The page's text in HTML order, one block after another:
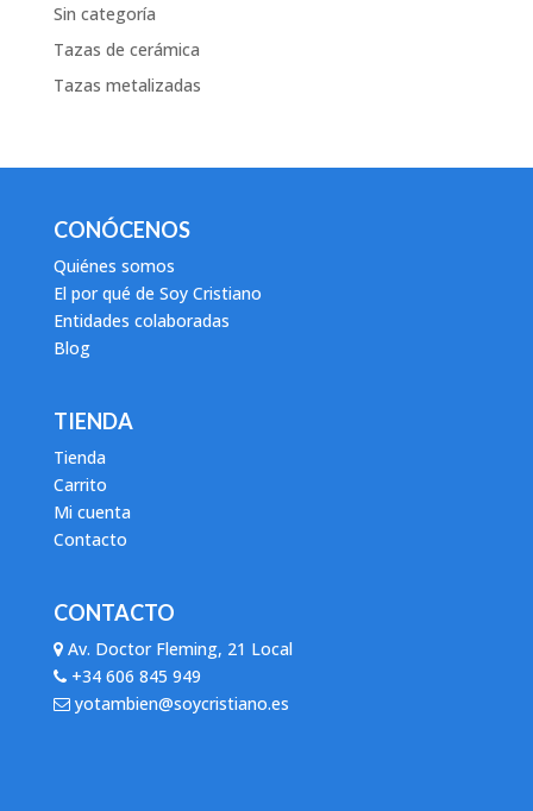
Sin categoría
Tazas de cerámica
Tazas metalizadas
CONÓCENOS
Quiénes somos
El por qué de Soy Cristiano
Entidades colaboradas
Blog
TIENDA
Tienda
Carrito
Mi cuenta
Contacto
CONTACTO
Av. Doctor Fleming, 21 Local
+34 606 845 949
yotambien@soycristiano.es